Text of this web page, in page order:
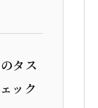
タス
ック